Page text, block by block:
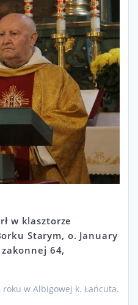
w klasztorze
Starym, o. January
64,
w Albigowej k. Łańcuta.